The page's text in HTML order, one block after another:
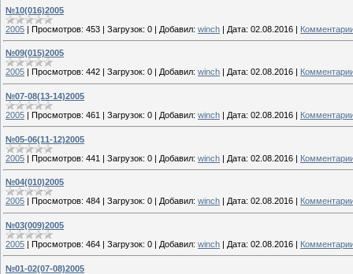
№10(016)2005
2005 | Просмотров: 453 | Загрузок: 0 | Добавил: winch | Дата: 02.08.2016 |
№09(015)2005
2005
Просмотров: 442 Загрузок: 0 Добавил: winch Дата: 02.08.2016
№07-08(13-14)2005
2005 | Просмотров: 461 | Загрузок: 0 | Добавил: winch | Дата: 02.08.2016 |
№05-06(11-12)2005
2005 | Просмотров: 441 | Загрузок: 0 | Добавил: winch | Дата: 02.08.2016 |
№04(010)2005
2005
Просмотров: 484 Загрузок: 0 Добавил: winch Дата: 02.08.2016
№03(009)2005
2005 | Просмотров: 464 | Загрузок: 0 | Добавил: winch | Дата: 02.08.2016 |
№01-02(07-08)2005